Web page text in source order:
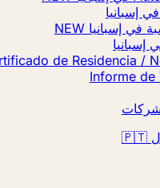
إسبانيا NEW
Certificado de Residencia
Informe